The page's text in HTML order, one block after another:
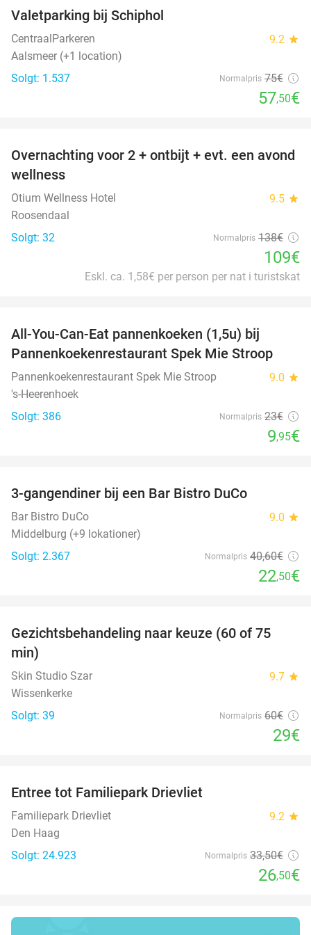
Valetparking bij Schiphol
CentraalParkeren 9.2 star
Aalsmeer (+1 location)
Solgt: 1.537
Normalpris 75€
57,50€
21%
Overnachting voor 2 + ontbijt + evt. een avond
wellness
Otium Wellness Hotel 9.5 star
Roosendaal
Solgt: 32
Normalpris 138€
109€
Eskl. ca. 1,58€ per person per nat i turistskat
All-You-Can-Eat pannenkoeken (1,5u) bij
Pannenkoekenrestaurant Spek Mie Stroop
Pannenkoekenrestaurant Spek Mie Stroop 9.0 star
's-Heerenhoek
Solgt: 386
Normalpris 23€
9,95€
3-gangendiner bij een Bar Bistro DuCo
Bar Bistro DuCo 9.0 star
Middelburg (+9 lokationer)
Solgt: 2.367
Normalpris 40,60€
22,50€
52%
Gezichtsbehandeling naar keuze (60 of 75
min)
Skin Studio Szar 9.7 star
Wissenkerke
Solgt: 39
Normalpris 60€
29€
Entree tot Familiepark Drievliet
Familiepark Drievliet 9.2 star
Den Haag
Solgt: 24.923
Normalpris 33,50€
26,50€